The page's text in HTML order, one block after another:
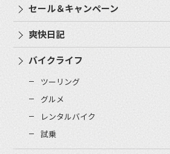
セール＆キャンペーン
爽快日記
バイクライフ
ツーリング
グルメ
レンタルバイク
試乗